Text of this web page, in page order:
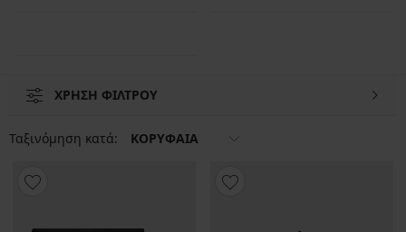
ΧΡΗΣΗ ΦΙΛΤΡΟΥ
Ταξινόμηση κατά: ΚΟΡΥΦΑΙΑ